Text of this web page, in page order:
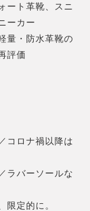
ート革靴、スニ
ーカー
量・防水革靴の
評価
コロナ禍以降は
ラバーソールな
限定的に。